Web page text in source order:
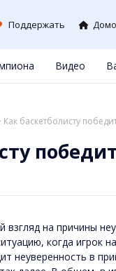
Поддержать
Видео
Как баскетболисту
взгляд на причины
когда игрок
неуверенность в